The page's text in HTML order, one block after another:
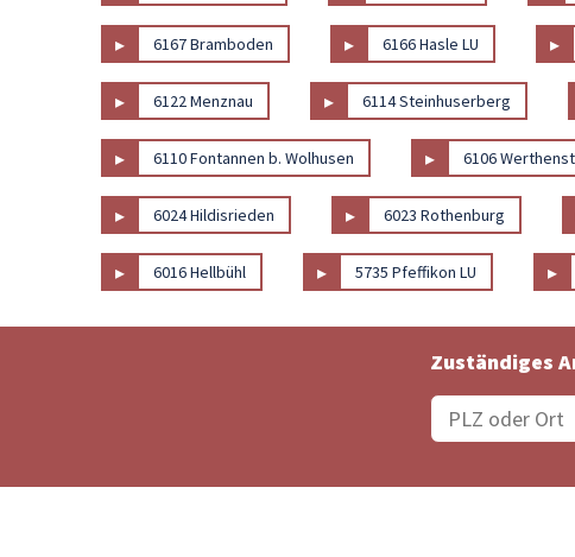
▸ 6167 Bramboden ▸ 6166 Hasle LU ▸
▸ 6122 Menznau ▸ 6114 Steinhuserberg
▸ 6110 Fontannen b. Wolhusen ▸ 6106
▸ 6024 Hildisrieden ▸ 6023 Rothenburg
▸ 6016 Hellbühl ▸ 5735 Pfeffikon LU ▸
Zuständiges